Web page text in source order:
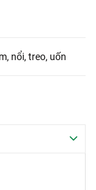
nổi, treo, uốn